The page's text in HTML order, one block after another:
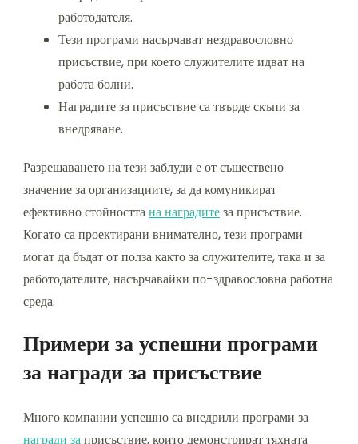
работодателя.
Тези програми насърчават нездравословно
присъствие, при което служителите идват на
работа болни.
Наградите за присъствие са твърде скъпи за
внедряване.
Разрешаването на тези заблуди е от съществено
значение за организациите, за да комуникират
ефективно стойносттана наградитеза присъствие.
Когато са проектирани внимателно, тези програми
могат да бъдат от полза както за служителите, така и за
работодателите, насърчавайки по-здравословна работна
среда.
Примери за успешни програми
за награди за присъствие
Много компании успешно са внедрили програми за
награди заприсъствие, които демонстрират тяхната